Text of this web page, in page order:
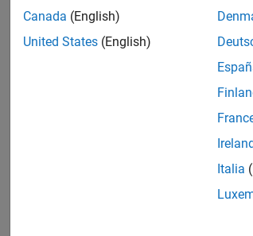
Canada (English)
United States (English)
Ireland
Italia